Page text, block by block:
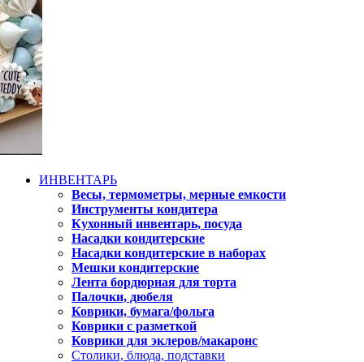
ИНВЕНТАРЬ
Весы, термометры, мерные емкости
Инструменты кондитера
Кухонный инвентарь, посуда
Насадки кондитерские
Насадки кондитерские в наборах
Мешки кондитерские
Лента бордюрная для торта
Палочки, дюбеля
Коврики, бумага/фольга
Коврики с разметкой
Коврики для эклеров/макаронс
Столики, блюда, подставки